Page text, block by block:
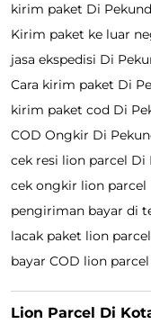
kirim paket Di
Kirim paket ke luar
jasa ekspedisi Di
Cara kirim paket Di
kirim paket cod Di
COD Ongkir Di
cek resi lion parcel Di
cek ongkir lion parcel
pengiriman bayar di
lacak paket lion
bayar COD lion
Lion Parcel Di